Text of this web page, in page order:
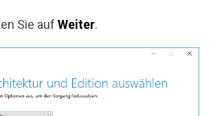
Sie auf Weiter.